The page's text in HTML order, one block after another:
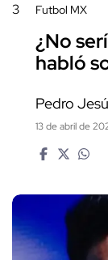
3 Futbol MX
¿No
habló
Pedro
13 de abril de